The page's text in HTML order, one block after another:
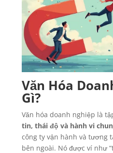
Văn Hóa
Gì?
Văn hóa doanh nghiệp là
tin, thái độ và hành vi
công ty vận hành và tương
bên ngoài. Nó được ví như